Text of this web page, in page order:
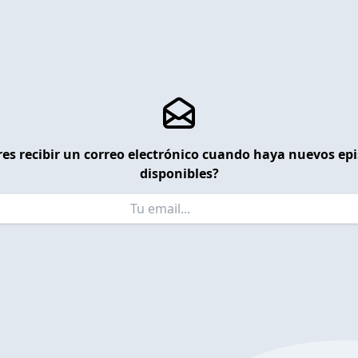
recibir un correo electrónico cuando haya nuevos
disponibles?